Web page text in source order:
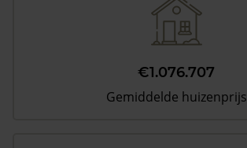
€1.076.707
Gemiddelde huizenprijs